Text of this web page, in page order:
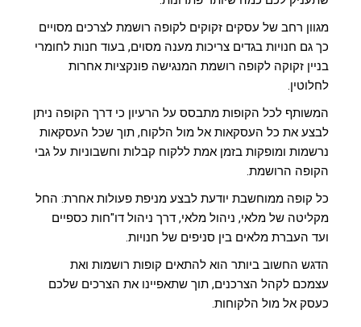
מגוון רחב של עסקים זקוקים לקופה רושמת לצרכים מסויים
כך גם חנויות בגדים צריכות מענה מסוים, בעוד חנות לחומרי
בניין זקוקה לקופה רושמת המנגישה פונקציות אחרות
לחלוטין.
המשותף לכל הקופות מתבסס על הרעיון כי דרך הקופה ניתן
לבצע את כל העסקאות אל מול הלקוח, תוך שכל העסקאות
נרשמות ומופקות בזמן אמת ללקוח קבלות וחשבוניות על גבי
הקופה הרושמת.
כל קופה ממוחשבת יודעת לבצע מניפת פעולות אחרת: החל
מקליטה של מלאי, ניהול מלאי, דרך ניהול דו"חות כספיים
ועד העברת מלאים בין סניפים של חנויות.
הדגש החשוב ביותר הוא להתאים קופות רושמות ואת
עצמכם לקהל הצרכנים, תוך שתאפיינו את הצרכים שלכם
כעסק אל מול הלקוחות.